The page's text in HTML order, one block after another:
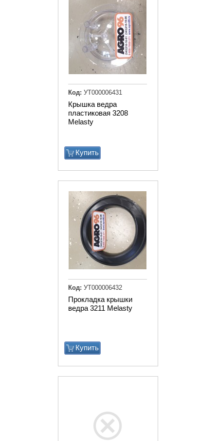
Крышка ведра
пластиковая 3208
Melasty
Купить
Код: УТ000006431
Прокладка крышки
ведра 3211 Melasty
Купить
Код: УТ000006432